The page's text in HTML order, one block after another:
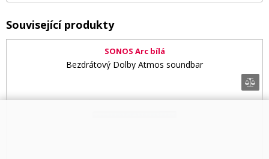
Související produkty
SONOS Arc bílá
Bezdrátový Dolby Atmos soundbar